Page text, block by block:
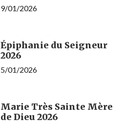
9/01/2026
Épiphanie du Seigneur
2026
5/01/2026
Marie Très Sainte Mère
de Dieu 2026